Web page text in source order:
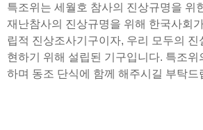
특조위는 세월호 참사의 진상규명을 위
재난참사의 진상규명을 위해 한국사회
립적 진상조사기구이자, 우리 모두의 진
현하기 위해 설립된 기구입니다. 특조위
하며 동조 단식에 함께 해주시길 부탁드